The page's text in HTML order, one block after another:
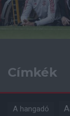
Címkék
A hangadó